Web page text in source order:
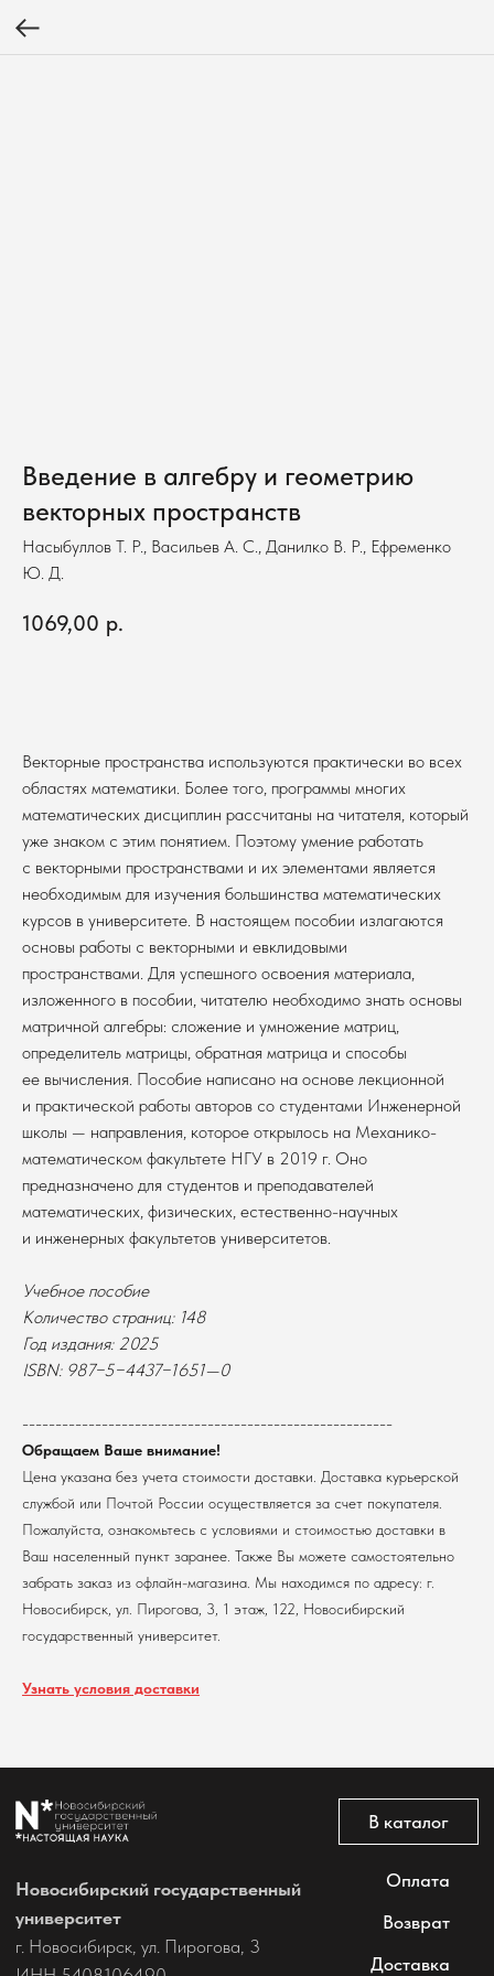
Введение в алгебру и геометрию
векторных пространств
Насыбуллов Т. Р., Васильев А. С., Данилко В. Р., Ефременко
Ю. Д.
1069,00 р.
Векторные пространства используются практически во всех
областях математики. Более того, программы многих
математических дисциплин рассчитаны на читателя, который
уже знаком с этим понятием. Поэтому умение работать
с векторными пространствами и их элементами является
необходимым для изучения большинства математических
курсов в университете. В настоящем пособии излагаются
основы работы с векторными и евклидовыми
пространствами. Для успешного освоения материала,
изложенного в пособии, читателю необходимо знать основы
матричной алгебры: сложение и умножение матриц,
определитель матрицы, обратная матрица и способы
ее вычисления. Пособие написано на основе лекционной
и практической работы авторов со студентами Инженерной
школы — направления, которое открылось на Механико-
математическом факультете НГУ в 2019 г. Оно
предназначено для студентов и преподавателей
математических, физических, естественно-научных
и инженерных факультетов университетов.
Учебное пособие
Количество страниц: 148
Год издания: 2025
ISBN: 987−5−4437−1651—0
--------------------------------------------------------
Обращаем Ваше внимание!
Цена указана без учета стоимости доставки. Доставка курьерской
службой или Почтой России осуществляется за счет покупателя.
Пожалуйста, ознакомьтесь с условиями и стоимостью доставки в
Ваш населенный пункт заранее. Также Вы можете самостоятельно
забрать заказ из офлайн-магазина. Мы находимся по адресу: г.
Новосибирск, ул. Пирогова, 3, 1 этаж, 122, Новосибирский
государственный университет.
Узнать условия доставки
@2026 Новосибирский государственный университет.
Все права защищены
Политика обработки персональных данных
пользователей сайта
Новосибирский государственный
университет
КПП 540801001